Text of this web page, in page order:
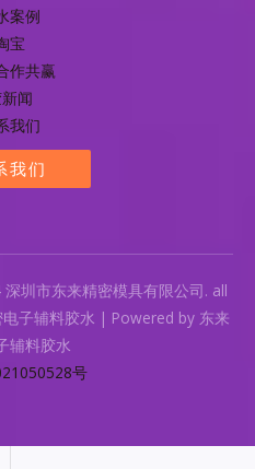
案例
宝
作共赢
闻
我们
我们
圳市东来精密模具有限公司. all
子辅料胶水 | Powered by 东来
辅料胶水
号